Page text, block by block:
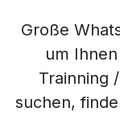
Große
um
Trainning
suchen,